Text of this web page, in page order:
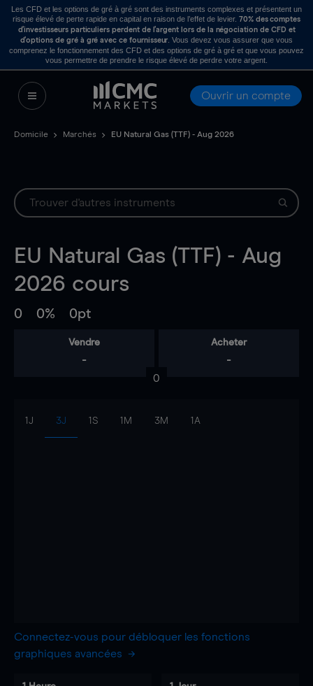
Les CFD et les options de gré à gré sont des instruments complexes et présentent un
risque élevé de perte rapide en capital en raison de l’effet de levier. 70% des comptes
d’investisseurs particuliers perdent de l’argent lors de la négociation de CFD et
d’options de gré à gré avec ce fournisseur . Vous devez vous assurer que vous
comprenez le fonctionnement des CFD et des options de gré à gré et que vous pouvez
vous permettre de prendre le risque élevé de perdre votre argent.
Ouvrir un compte
Domicile Marchés EU Natural Gas (TTF) - Aug 2026
EU Natural Gas (TTF) - Aug
2026 cours
0 0% 0pt
Vendre
-
Acheter
-
0
1J 3J 1S 1M 3M 1A
Connectez-vous pour débloquer les fonctions
graphiques avancées